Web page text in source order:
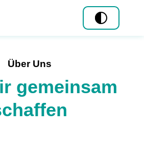
Standorte
Über uns
Story
Über Uns
gemeinsam